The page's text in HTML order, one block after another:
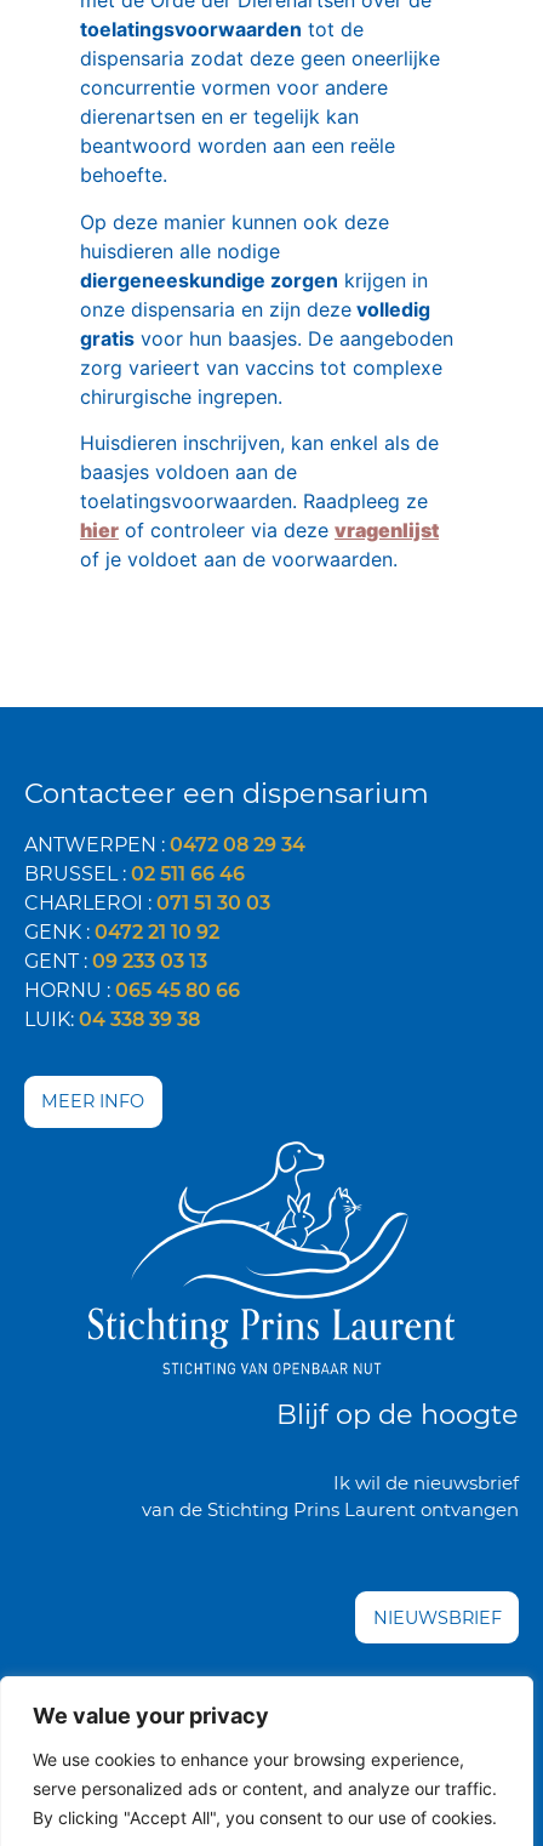
We value your privacy
We use cookies to enhance your browsing experience,
serve personalized ads or content, and analyze our traffic.
By clicking "Accept All", you consent to our use of cookies.
toelatingsvoorwaarden tot de
dispensaria zodat deze geen oneerlijke
concurrentie vormen voor andere
dierenartsen en er tegelijk kan
beantwoord worden aan een reële
behoefte.
Op deze manier kunnen ook deze
huisdieren alle nodige
diergeneeskundige zorgen krijgen in
onze dispensaria en zijn deze volledig
gratis voor hun baasjes. De aangeboden
zorg varieert van vaccins tot complexe
chirurgische ingrepen.
Huisdieren inschrijven, kan enkel als de
baasjes voldoen aan de
toelatingsvoorwaarden. Raadpleeg ze
hier of controleer via deze vragenlijst
of je voldoet aan de voorwaarden.
Contacteer een dispensarium
ANTWERPEN : 0472 08 29 34
BRUSSEL : 02 511 66 46
CHARLEROI : 071 51 30 03
GENK : 0472 21 10 92
GENT : 09 233 03 13
HORNU : 065 45 80 66
LUIK: 04 338 39 38
MEER INFO
Blijf op de hoogte
Ik wil de nieuwsbrief
van de Stichting Prins Laurent ontvangen
NIEUWSBRIEF
Copyright 2026 STICHTING PRINS LAURENT alle rechten voorbehouden